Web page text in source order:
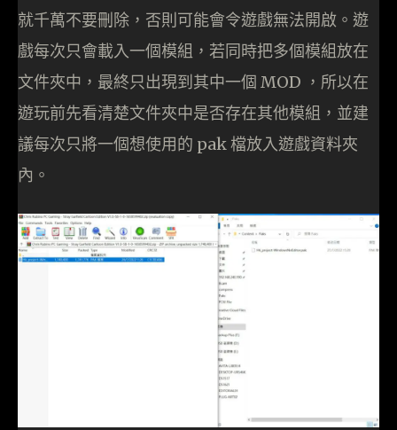
就千萬不要刪除，否則可能會令遊戲無法開啟。遊
戲每次只會載入一個模組，若同時把多個模組放在
文件夾中，最終只出現到其中一個 MOD ，所以在
遊玩前先看清楚文件夾中是否存在其他模組，並建
議每次只將一個想使用的 pak 檔放入遊戲資料夾
內。